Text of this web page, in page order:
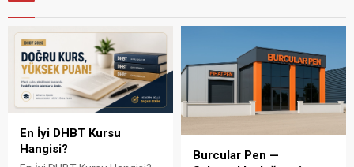
En İyi DHBT Kursu
Hangisi?
Burcular Pen —